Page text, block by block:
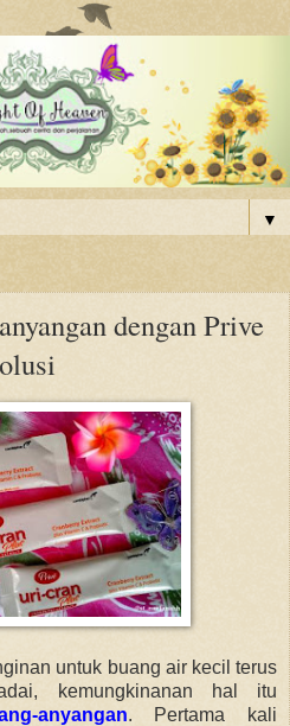
▼
dengan Prive
untuk buang air kecil terus
kemungkinanan hal itu
anyangan. Pertama kali